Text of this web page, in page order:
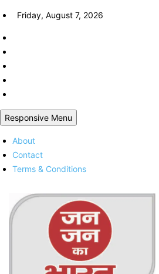
Skip
content
Friday, August 7, 2026
Responsive Menu
About
Contact
Terms & Conditions